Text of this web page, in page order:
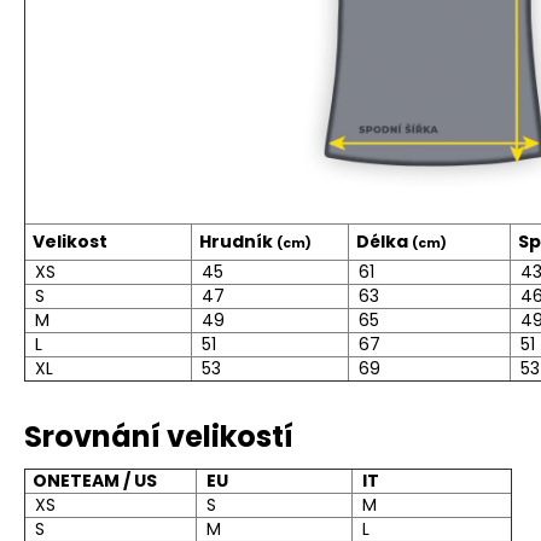
Velikost Hrudník (cm) Délka (cm)
XS
45 61
43
S
47 63
M
49 65
L
51 67
51
XL
53 69 53
Srovnání velikostí
ONETEAM / US EU
IT
XS
S
M
S
M
L
HLEDAT
D
p
o
r
u